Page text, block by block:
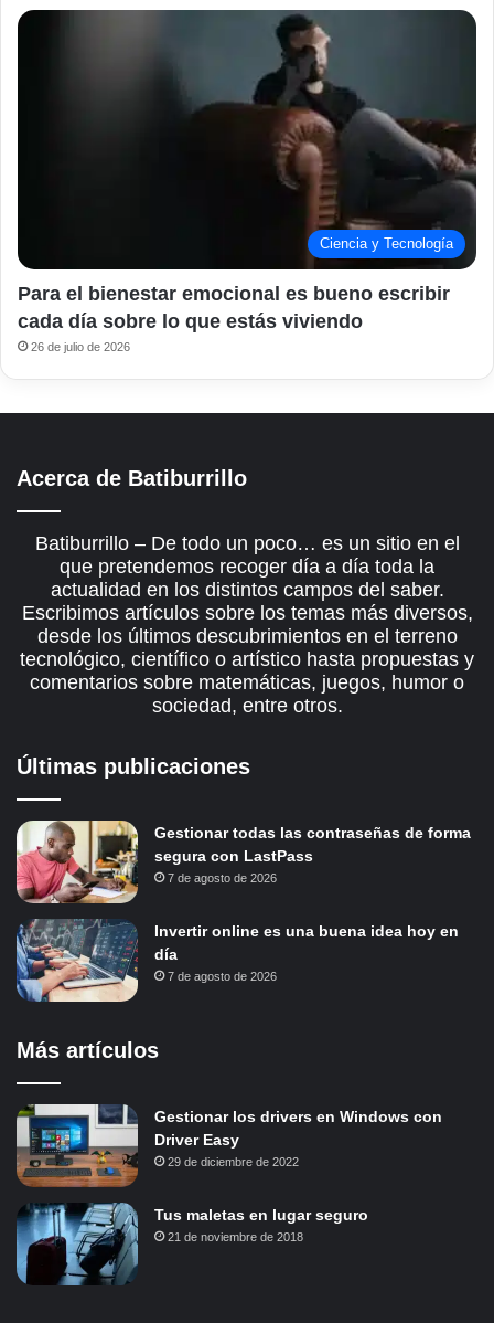
Ciencia y Tecnología
Para el bienestar emocional es bueno escribir
cada día sobre lo que estás viviendo
26 de julio de 2026
Acerca de Batiburrillo
Batiburrillo – De todo un poco… es un sitio en el
que pretendemos recoger día a día toda la
actualidad en los distintos campos del saber.
Escribimos artículos sobre los temas más diversos,
desde los últimos descubrimientos en el terreno
tecnológico, científico o artístico hasta propuestas y
comentarios sobre matemáticas, juegos, humor o
sociedad, entre otros.
Últimas publicaciones
Gestionar todas las contraseñas de forma
segura con LastPass
7 de agosto de 2026
Invertir online es una buena idea hoy en
día
7 de agosto de 2026
Más artículos
Gestionar los drivers en Windows con
Driver Easy
29 de diciembre de 2022
Tus maletas en lugar seguro
21 de noviembre de 2018